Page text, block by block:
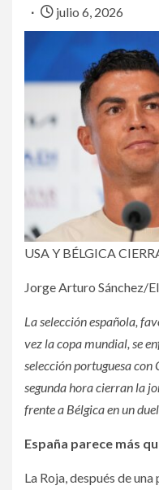
julio 6, 2026
USA Y BÉLGICA
Jorge Arturo Sánchez/
La selección española,
vez la copa mundial, se
selección portuguesa
segunda hora cierran la
frente a Bélgica en un
España parece más
La Roja, después de